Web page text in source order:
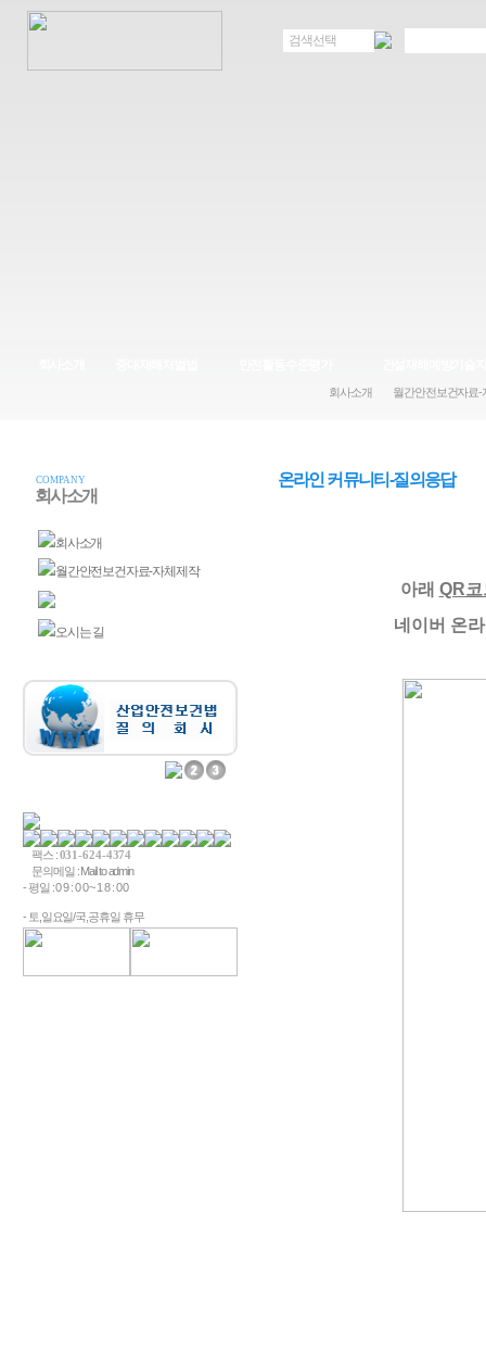
검색선택
회사소개 월간안전보건자료-
COMPANY
회사소개
회사소개
월간안전보건자료-자체제작
오시는 길
팩스 :031-624-4374
문의메일 :Mail to admin
- 평일 : 0 9 : 0 0 ~ 1 8 : 0 0
- 토,일요일/국,공휴일 휴무
온라인 커뮤니티-질의응답
아래 QR코
네이버 온